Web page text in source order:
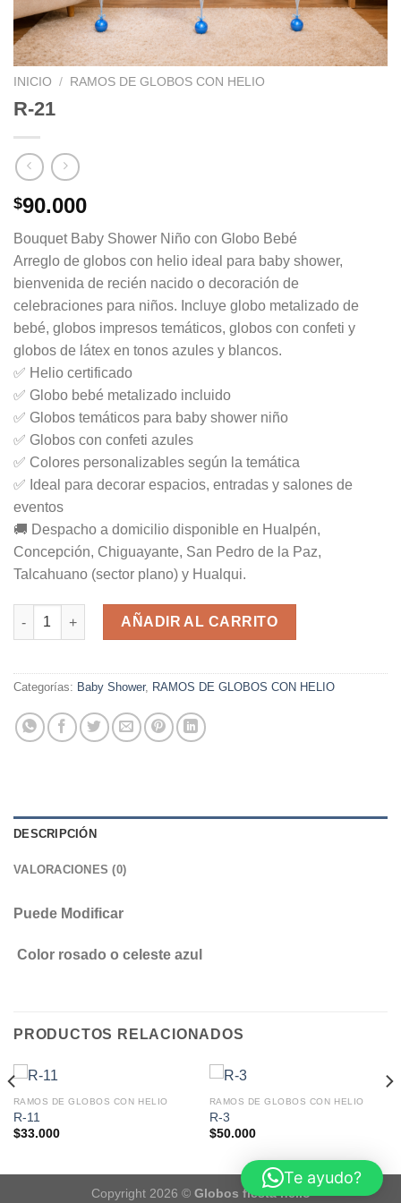
INICIO / RAMOS DE GLOBOS CON HELIO
R-21
$90.000
Bouquet Baby Shower Niño con Globo Bebé
Arreglo de globos con helio ideal para baby shower,
bienvenida de recién nacido o decoración de
celebraciones para niños. Incluye globo metalizado de
bebé, globos impresos temáticos, globos con confeti y
globos de látex en tonos azules y blancos.
✅ Helio certificado
✅ Globo bebé metalizado incluido
✅ Globos temáticos para baby shower niño
✅ Globos con confeti azules
✅ Colores personalizables según la temática
✅ Ideal para decorar espacios, entradas y salones de
eventos
🚚 Despacho a domicilio disponible en Hualpén,
Concepción, Chiguayante, San Pedro de la Paz,
Talcahuano (sector plano) y Hualqui.
R-21 cantidad
AÑADIR AL CARRITO
Categorías: Baby Shower, RAMOS DE GLOBOS CON HELIO
DESCRIPCIÓN
VALORACIONES (0)
Puede Modificar
Color rosado o celeste azul
PRODUCTOS RELACIONADOS
RAMOS DE GLOBOS CON HELIO
R-11
$33.000
RAMOS DE GLOBOS CON HELIO
R-3
$50.000
Copyright 2026 © Globos fiesta helio
Te ayudo?